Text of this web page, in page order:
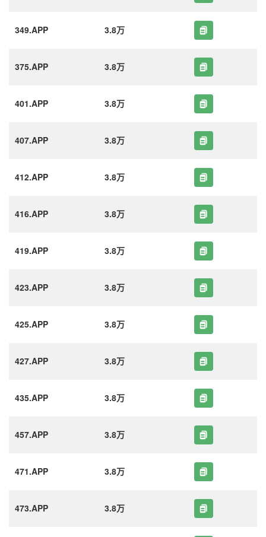
349.APP 3.8万
375.APP 3.8万
401.APP 3.8万
407.APP 3.8万
412.APP 3.8万
416.APP 3.8万
419.APP 3.8万
423.APP 3.8万
425.APP 3.8万
427.APP 3.8万
435.APP 3.8万
457.APP 3.8万
471.APP 3.8万
473.APP 3.8万